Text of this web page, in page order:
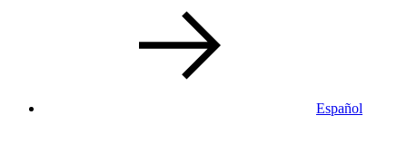
Español